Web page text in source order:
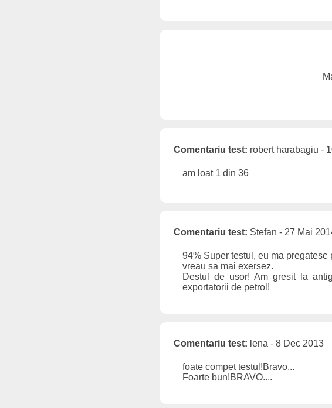
Comentariu test: robert harabagiu -
am loat 1 din 36
Comentariu test: Stefan - 27 Mai
94% Super testul, eu ma
vreau sa mai exersez.
Destul de usor! Am gresit la
exportatorii de petrol!
Comentariu test: lena - 8 Dec 2013
foate compet testul!Bravo...
Foarte bun!BRAVO....